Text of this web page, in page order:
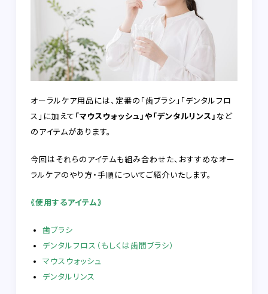
オーラルケア用品には、定番の「歯ブラシ」「デンタルフロ
ス」に加えて 「マウスウォッシュ」や「デンタルリンス」 など
のアイテムがあります。
今回はそれらのアイテムも組み合わせた、おすすめなオー
ラルケアのやり方・手順についてご紹介いたします。
《使用するアイテム》
歯ブラシ
デンタルフロス（もしくは歯間ブラシ）
マウスウォッシュ
デンタルリンス